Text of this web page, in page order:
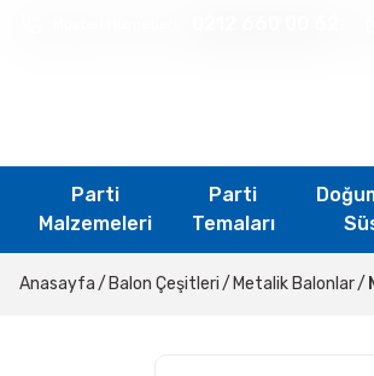
Parti
Malzemeleri
Parti
Temaları
Anasayfa Balon Çeşitleri Metalik Balonlar